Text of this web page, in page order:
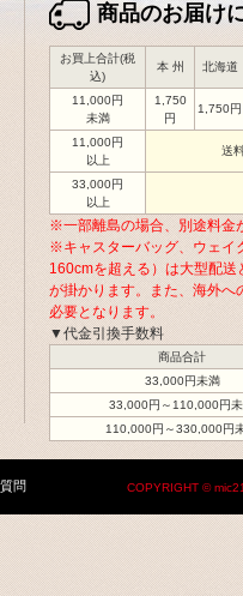
商品のお届け
お買上合計(税
込)
本 州 北海道
11,000円
未満
1,750
円
1,750円
11,000円
以上
送
33,000円
以上
※一部離島の場合、別途料金
※キャスターバッグ、ウェイ
160cmを超える）は大型配送
が掛かります。また、海外へ
必要となります。
▼代金引換手数料
商品合計
33,000円未満
33,000円～110,000円
110,000円～330,000円
問 COPYRIGHT ©